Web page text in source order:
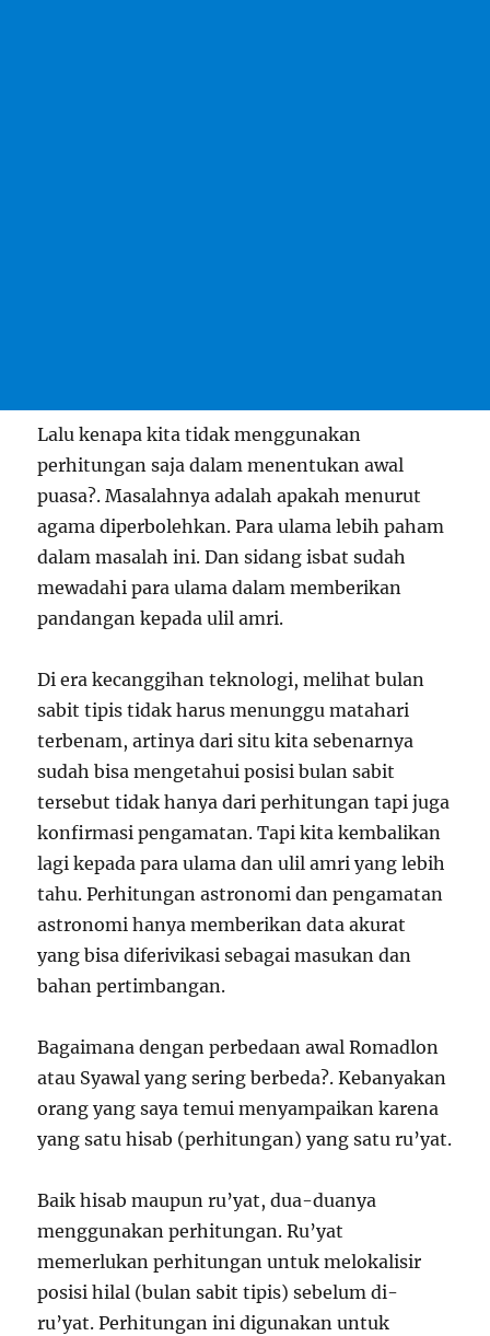
Lalu kenapa kita tidak menggunakan
perhitungan saja dalam menentukan awal
puasa?. Masalahnya adalah apakah menurut
agama diperbolehkan. Para ulama lebih paham
dalam masalah ini. Dan sidang isbat sudah
mewadahi para ulama dalam memberikan
pandangan kepada ulil amri.
Di era kecanggihan teknologi, melihat bulan
sabit tipis tidak harus menunggu matahari
terbenam, artinya dari situ kita sebenarnya
sudah bisa mengetahui posisi bulan sabit
tersebut tidak hanya dari perhitungan tapi juga
konfirmasi pengamatan. Tapi kita kembalikan
lagi kepada para ulama dan ulil amri yang lebih
tahu. Perhitungan astronomi dan pengamatan
astronomi hanya memberikan data akurat
yang bisa diferivikasi sebagai masukan dan
bahan pertimbangan.
Bagaimana dengan perbedaan awal Romadlon
atau Syawal yang sering berbeda?. Kebanyakan
orang yang saya temui menyampaikan karena
yang satu hisab (perhitungan) yang satu ru’yat.
Baik hisab maupun ru’yat, dua-duanya
menggunakan perhitungan. Ru’yat
memerlukan perhitungan untuk melokalisir
posisi hilal (bulan sabit tipis) sebelum di-
ru’yat. Perhitungan ini digunakan untuk